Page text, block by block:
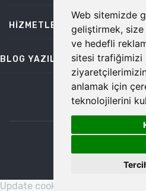
Web sitemizde
geliştirmek,
ve hedefli
sitesi trafiğimizi
anlamak için
teknolojilerini
HIZMETLER
BLOG YAZILARI
©2026 Temiz, Her
Update cookies preferences